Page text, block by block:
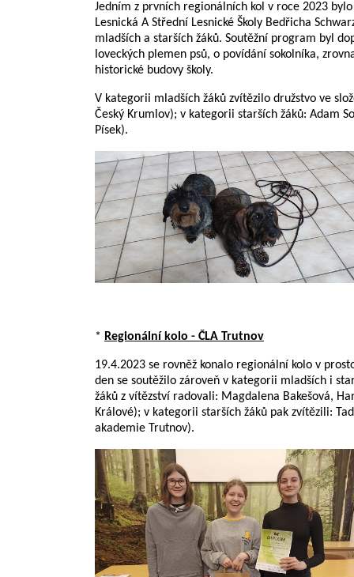
Jedním z prvních regionálních kol v roce 2023
Lesnická A Střední Lesnické Školy Bedřicha
mladších a starších žáků. Soutěžní program byl
loveckých plemen psů, o povídání sokolníka,
historické budovy školy.
V kategorii mladších žáků zvítězilo družstvo ve
Český Krumlov); v kategorii starších žáků: Adam
Písek).
* Regionální kolo - ČLA Trutnov
19.4.2023 se rovněž konalo regionální kolo v
den se soutěžilo zároveň v kategorii mladších i
žáků z vítězství radovali: Magdalena Bakešová,
Králové); v kategorii starších žáků pak zvítězili:
akademie Trutnov).